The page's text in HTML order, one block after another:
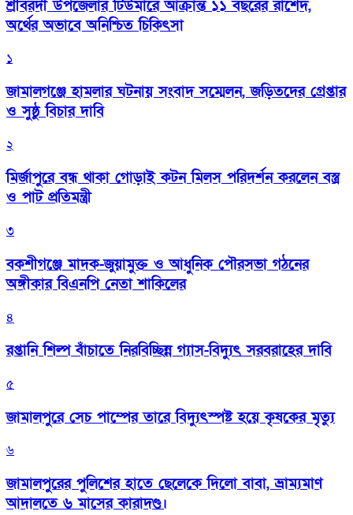
শ্রীবরদী উপজেলার টিউমারে আক্রান্ত ১১ বছরের রাশেদ,
অর্থের অভাবে অনিশ্চিত চিকিৎসা
১
জামালগঞ্জে হামলার ঘটনায় সংবাদ সম্মেলন, জড়িতদের গ্রেপ্তার
ও সুষ্ঠু বিচার দাবি
২
মির্জাপুরে বন্ধ থাকা গোড়াই কটন মিলস পরিদর্শন করলেন বস্ত্র
ও পাট প্রতিমন্ত্রী
৩
বকশীগঞ্জে মাদক-জুয়ামুক্ত ও আধুনিক পৌরসভা গঠনের
অঙ্গীকার বিএনপি নেতা শাকিলের
৪
রপ্তানি শিল্প বাঁচাতে নিরবিচ্ছিন্ন গ্যাস-বিদ্যুৎ সরবরাহের দাবি
৫
জামালপুরে সেচ পাম্পের তারে বিদ্যুৎস্পষ্ট হয়ে কৃষকের মৃত্যু
৬
জামালপুরের পুলিশের হাতে ছেলেকে দিলো বাবা, ভ্রাম্যমাণ
আদালতে ৬ মাসের কারাদণ্ড।